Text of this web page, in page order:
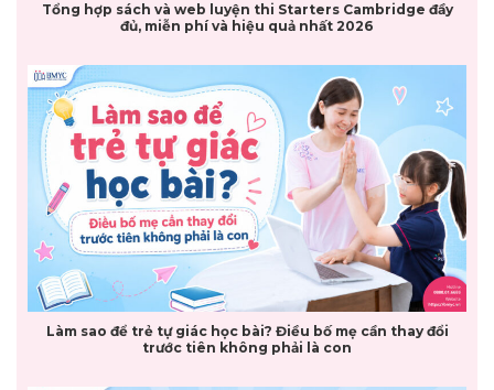
Tổng hợp sách và web luyện thi Starters Cambridge đầy
đủ, miễn phí và hiệu quả nhất 2026
Làm sao để trẻ tự giác học bài? Điều bố mẹ cần thay đổi
trước tiên không phải là con